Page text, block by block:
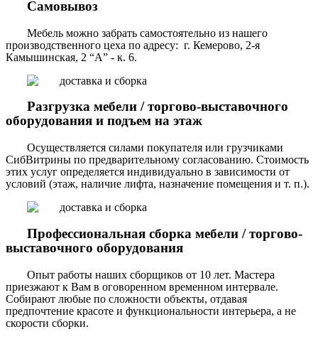
Самовывоз
Мебель можно забрать самостоятельно из нашего
производственного цеха по адресу: г. Кемерово, 2-я
Камышинская, 2 “А” - к. 6.
Разгрузка мебели / торгово-выставочного
оборудования и подъем на этаж
Осуществляется силами покупателя или грузчиками
СибВитрины по предварительному согласованию. Стоимость
этих услуг определяется индивидуально в зависимости от
условий (этаж, наличие лифта, назначение помещения и т. п.).
Профессиональная сборка мебели / торгово-
выставочного оборудования
Опыт работы наших сборщиков от 10 лет. Мастера
приезжают к Вам в оговоренном временном интервале.
Собирают любые по сложности объекты, отдавая
предпочтение красоте и функциональности интерьера, а не
скорости сборки.